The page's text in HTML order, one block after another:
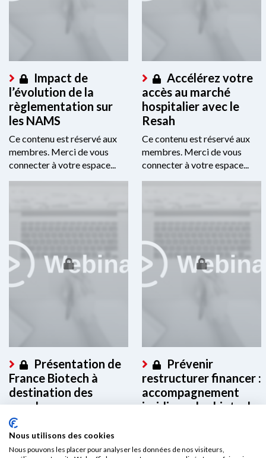
Impact de
l’évolution de la
règlementation sur
les NAMS
Ce contenu est réservé aux
membres. Merci de vous
connecter à votre espace...
Accélérez votre
accès au marché
hospitalier avec le
Resah
Ce contenu est réservé aux
membres. Merci de vous
connecter à votre espace...
Présentation de
France Biotech à
destination des
membres
Ce contenu est réservé aux
membres. Merci de vous
connecter à votre espace...
Prévenir
restructurer financer :
accompagnement
juridique des biotech
membres. Merci de vous
Nous utilisons des cookies
Nous pouvons les placer pour analyser les données de nos visiteurs,